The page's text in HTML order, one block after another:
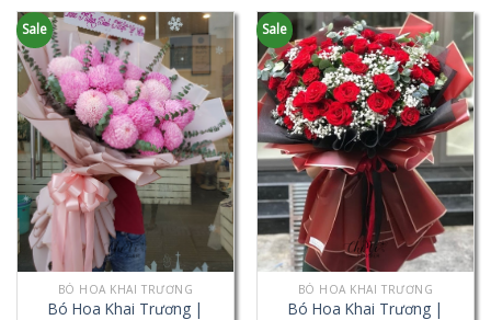
Sale
BÓ HOA KHAI TRƯƠNG
Bó Hoa Khai Trương |
Sale
BÓ HOA KHAI TRƯƠNG
Bó Hoa Khai Trương |